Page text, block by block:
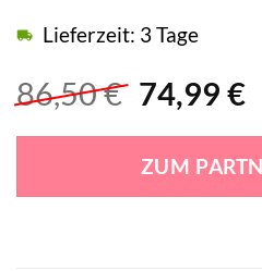
86,50€
war:
86,50 €
74,99 €
Lieferzeit: 3 Tage
ZUM